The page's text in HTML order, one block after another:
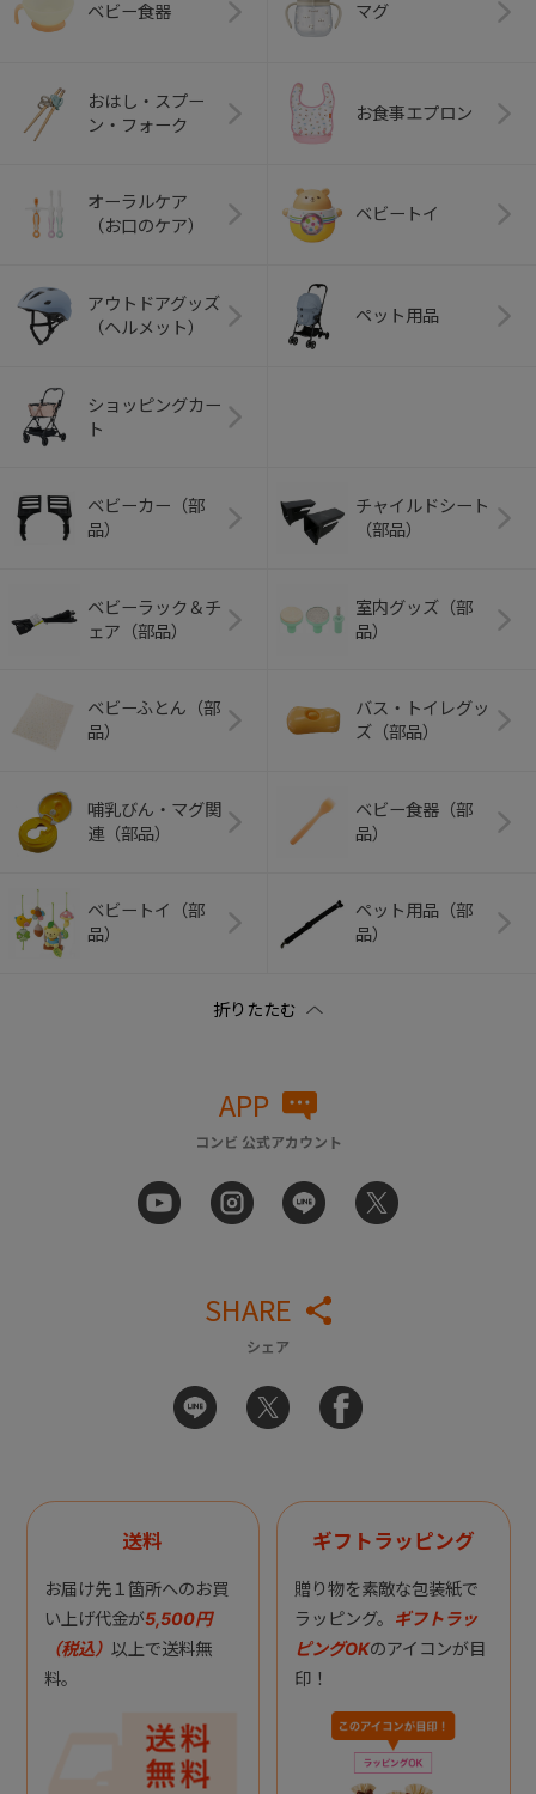
ベビー食器 マグ
おはし・スプー
ン・フォーク
お食事エプロン
オーラルケア
（お口のケア）
ベビートイ
アウトドアグッズ
（ヘルメット）
ペット用品
ショッピングカー
ト
ベビーカー（部
品）
チャイルドシート
（部品）
ベビーラック＆チ
ェア（部品）
室内グッズ（部
品）
ベビーふとん（部
品）
バス・トイレグッ
ズ（部品）
哺乳びん・マグ関
連（部品）
ベビー食器（部
品）
ベビートイ（部
品）
ペット用品（部
品）
APP
コンビ 公式アカウント
SHARE
シェア
送料
お届け先１箇所へのお買
い上げ代金が5,500円
（税込） 以上で送料無
料。
ギフトラッピング
贈り物を素敵な包装紙で
ラッピング。 ギフトラッ
ピングOKのアイコンが目
印！